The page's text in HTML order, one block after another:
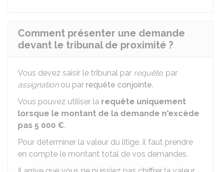
Comment présenter une demande
devant le tribunal de proximité ?
Vous devez saisir le tribunal par requête, par
assignationou par requête conjointe.
Vous pouvez utiliser la requête uniquement
lorsque le montant de la demande n'excède
pas 5 000 €.
Pour déterminer la valeur du litige, il faut prendre
en compte le montant total de vos demandes.